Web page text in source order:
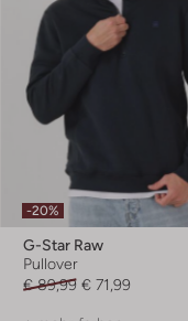
-20%
G-Star Raw
Pullover
€ 89,99 € 71,99